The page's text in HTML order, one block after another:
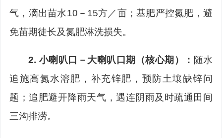
气，滴出苗水10 － 15方／亩；基肥严控氮肥，避
免苗期徒长及氮肥淋洗损失。
2. 小喇叭口－大喇叭口期（核心期）： 随水
追施高氮水溶肥，补充锌肥，预防土壤缺锌问
题；追肥避开降雨天气，遇连阴雨及时疏通田间
三沟排涝。